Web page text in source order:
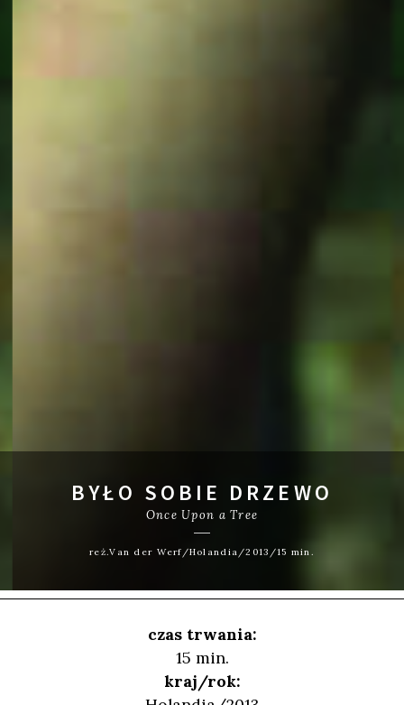
BYŁO SOBIE DRZEWO
Once Upon a Tree
reż.Van der Werf/Holandia/2013/15 min.
czas trwania:
15 min.
kraj/rok: